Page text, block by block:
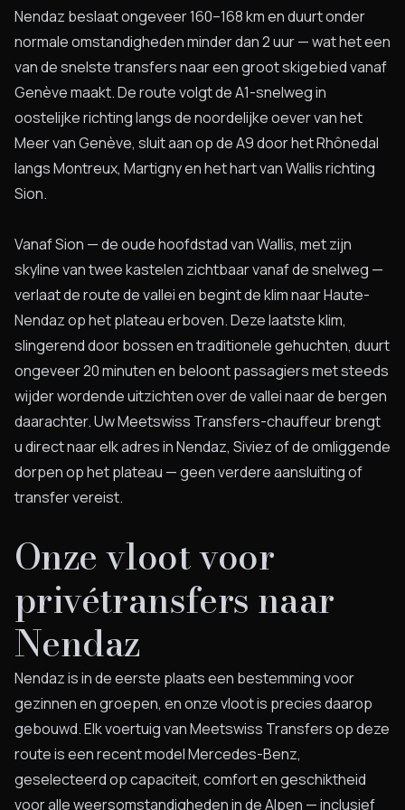
Nendaz beslaat ongeveer 160–168 km en duurt onder
normale omstandigheden minder dan 2 uur — wat het een
van de snelste transfers naar een groot skigebied vanaf
Genève maakt. De route volgt de A1-snelweg in
oostelijke richting langs de noordelijke oever van het
Meer van Genève, sluit aan op de A9 door het Rhônedal
langs Montreux, Martigny en het hart van Wallis richting
Sion.
Vanaf Sion — de oude hoofdstad van Wallis, met zijn
skyline van twee kastelen zichtbaar vanaf de snelweg —
verlaat de route de vallei en begint de klim naar Haute-
Nendaz op het plateau erboven. Deze laatste klim,
slingerend door bossen en traditionele gehuchten, duurt
ongeveer 20 minuten en beloont passagiers met steeds
wijder wordende uitzichten over de vallei naar de bergen
daarachter. Uw Meetswiss Transfers-chauffeur brengt
u direct naar elk adres in Nendaz, Siviez of de omliggende
dorpen op het plateau — geen verdere aansluiting of
transfer vereist.
Onze vloot voor
privétransfers naar
Nendaz
Nendaz is in de eerste plaats een bestemming voor
gezinnen en groepen, en onze vloot is precies daarop
gebouwd. Elk voertuig van Meetswiss Transfers op deze
route is een recent model Mercedes-Benz,
geselecteerd op capaciteit, comfort en geschiktheid
voor alle weersomstandigheden in de Alpen — inclusief